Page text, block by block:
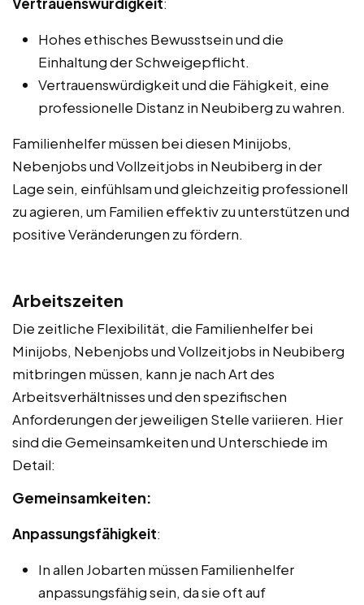
Hohes ethisches Bewusstsein und die
Einhaltung der Schweigepflicht.
Vertrauenswürdigkeit und die Fähigkeit, eine
professionelle Distanz in Neubiberg zu wahren.
Familienhelfer müssen bei diesen Minijobs,
Nebenjobs und Vollzeitjobs in Neubiberg in der
Lage sein, einfühlsam und gleichzeitig professionell
zu agieren, um Familien effektiv zu unterstützen und
positive Veränderungen zu fördern.
Arbeitszeiten
Die zeitliche Flexibilität, die Familienhelfer bei
Minijobs, Nebenjobs und Vollzeitjobs in Neubiberg
mitbringen müssen, kann je nach Art des
Arbeitsverhältnisses und den spezifischen
Anforderungen der jeweiligen Stelle variieren. Hier
sind die Gemeinsamkeiten und Unterschiede im
Detail:
Gemeinsamkeiten:
Anpassungsfähigkeit:
In allen Jobarten müssen Familienhelfer
anpassungsfähig sein, da sie oft auf